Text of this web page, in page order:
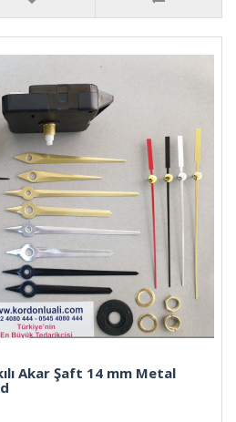
Akar Şaft 14 mm Metal